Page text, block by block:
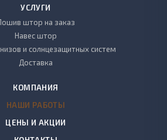
УСЛУГИ
штор на заказ
Навес штор
и солнцезащитных систем
Доставка
КОМПАНИЯ
НАШИ РАБОТЫ
ЦЕНЫ И АКЦИИ